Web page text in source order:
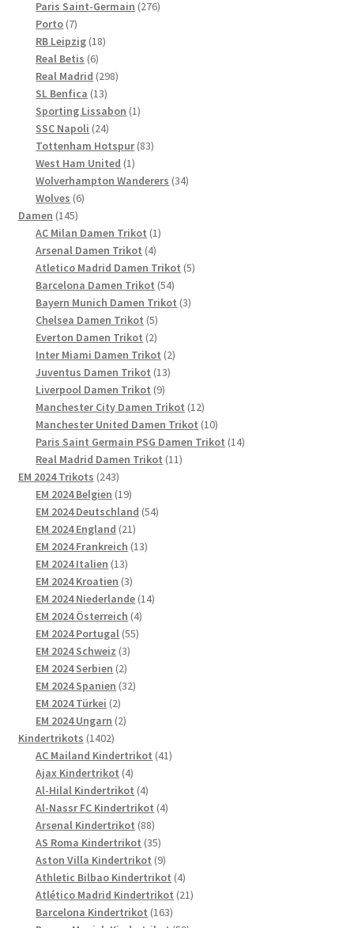
Produkte
Paris Saint-Germain 276276
Porto 77
Produkte
RB Leipzig 1818
Real Betis 66
Produkte
Real Madrid 298298
SL Benfica 1313
Produkte
Sporting Lissabon 11
SSC Napoli 2424
Produkte
Tottenham Hotspur 8383
West Ham United 11
Produkt
Wolverhampton Wanderers 3434
Wolves 66
Damen 145145
Produkte
AC Milan Damen Trikot 11
Arsenal Damen Trikot 44
Produkte
Atletico Madrid Damen Trikot 55
Barcelona Damen Trikot 5454
Produkte
Bayern Munich Damen Trikot 33
Chelsea Damen Trikot 55
Produkte
Everton Damen Trikot 22
Produkte
Inter Miami Damen Trikot 22
Juventus Damen Trikot 1313
Liverpool Damen Trikot 99
Produkte
Manchester City Damen Trikot 1212
Produkte
Manchester United Damen Trikot 1010
Produkte
Paris Saint Germain PSG Damen Trikot 1414
Real Madrid Damen Trikot 1111
EM 2024 Trikots 243243
Produkte
EM 2024 Belgien 1919
Produkte
EM 2024 Deutschland 5454
EM 2024 England 2121
Produkte
EM 2024 Frankreich 1313
EM 2024 Italien 1313
Produkte
EM 2024 Kroatien 33
Produkte
EM 2024 Niederlande 1414
EM 2024 Österreich 44
EM 2024 Portugal 5555
EM 2024 Schweiz 33
EM 2024 Serbien 22
Produkte
EM 2024 Spanien 3232
EM 2024 Türkei 22
Produkte
EM 2024 Ungarn 22
Kindertrikots 14021402
Produkte
AC Mailand Kindertrikot 4141
Ajax Kindertrikot 44
Produkte
Al-Hilal Kindertrikot 44
Produkte
Al-Nassr FC Kindertrikot 44
Arsenal Kindertrikot 8888
Produkte
AS Roma Kindertrikot 3535
Produkte
Aston Villa Kindertrikot 99
Produkte
Athletic Bilbao Kindertrikot 44
Produkte
Atlético Madrid Kindertrikot 2121
Barcelona Kindertrikot 163163